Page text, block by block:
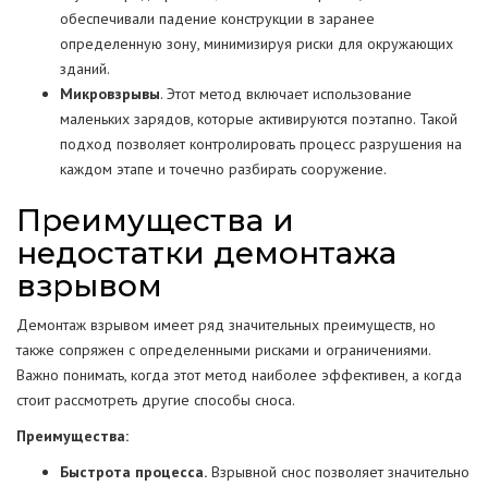
обеспечивали падение конструкции в заранее
определенную зону, минимизируя риски для окружающих
зданий.
Микровзрывы. Этот метод включает использование
маленьких зарядов, которые активируются поэтапно. Такой
подход позволяет контролировать процесс разрушения на
каждом этапе и точечно разбирать сооружение.
Преимущества и
недостатки демонтажа
взрывом
Демонтаж взрывом имеет ряд значительных преимуществ, но
также сопряжен с определенными рисками и ограничениями.
Важно понимать, когда этот метод наиболее эффективен, а когда
стоит рассмотреть другие способы сноса.
Преимущества:
Быстрота процесса. Взрывной снос позволяет значительно